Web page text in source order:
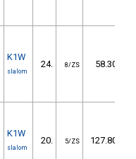
K1W
slalom
24. 8/ZS 58.30
K1W
slalom
20. 5/ZS 127.80